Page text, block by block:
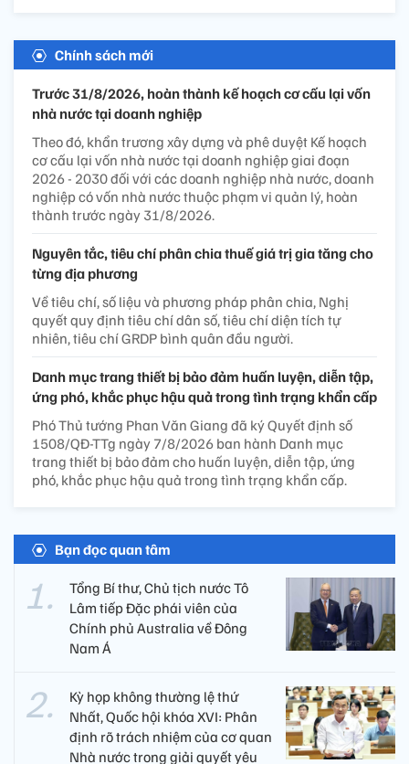
Chính sách mới
Trước 31/8/2026, hoàn thành kế hoạch cơ cấu lại vốn
nhà nước tại doanh nghiệp
Theo đó, khẩn trương xây dựng và phê duyệt Kế hoạch
cơ cấu lại vốn nhà nước tại doanh nghiệp giai đoạn
2026 - 2030 đối với các doanh nghiệp nhà nước, doanh
nghiệp có vốn nhà nước thuộc phạm vi quản lý, hoàn
thành trước ngày 31/8/2026.
Nguyên tắc, tiêu chí phân chia thuế giá trị gia tăng cho
từng địa phương
Về tiêu chí, số liệu và phương pháp phân chia, Nghị
quyết quy định tiêu chí dân số, tiêu chí diện tích tự
nhiên, tiêu chí GRDP bình quân đầu người.
Danh mục trang thiết bị bảo đảm huấn luyện, diễn tập,
ứng phó, khắc phục hậu quả trong tình trạng khẩn cấp
Phó Thủ tướng Phan Văn Giang đã ký Quyết định số
1508/QĐ-TTg ngày 7/8/2026 ban hành Danh mục
trang thiết bị bảo đảm cho huấn luyện, diễn tập, ứng
phó, khắc phục hậu quả trong tình trạng khẩn cấp.
Bạn đọc quan tâm
Tổng Bí thư, Chủ tịch nước Tô
Lâm tiếp Đặc phái viên của
Chính phủ Australia về Đông
Nam Á
Kỳ họp không thường lệ thứ
Nhất, Quốc hội khóa XVI: Phân
định rõ trách nhiệm của cơ quan
Nhà nước trong giải quyết yêu